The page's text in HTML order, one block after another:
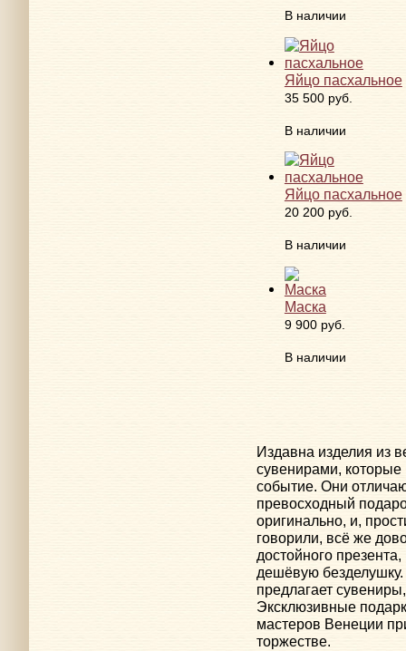
В наличии
Яйцо пасхальное
35 500 руб.
В наличии
Яйцо пасхальное
20 200 руб.
В наличии
Маска
9 900 руб.
В наличии
Издавна изделия из
сувенирами, которые
событие. Они
превосходный
оригинально, и,
говорили, всё же
достойного
дешёвую
предлагает
Эксклюзивные
мастеров Венеции
торжестве.